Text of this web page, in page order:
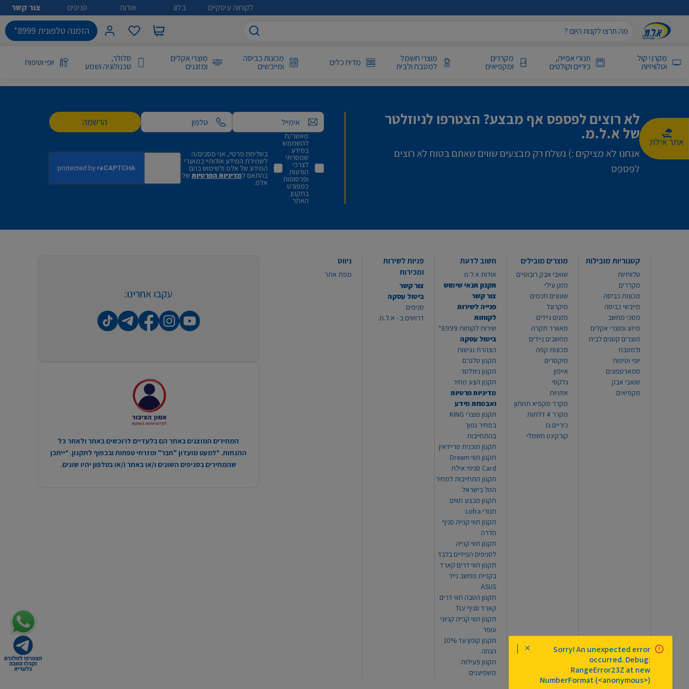
אתר אילת
לקוחות עיסקיים בלוג אודות סניפים צור קשר
הזמנה טלפונית 8999*
מקרני קול
וטלוויזיות
תנורי אפייה,
כיריים וקולטים
מקררים
ומקפיאים
מוצרי חשמל
למטבח ולבית מדיח כלים מכונות כביסה
ומייבשים
מוצרי אקלים
ומזגנים
סלולר,
טכנולוגיה ושמע יופי וטיפוח
לא רוצים לפספס אף מבצע? הצטרפו לניוזלטר
של א.ל.מ.
אנחנו לא מציקים :) נשלח רק מבצעים שווים שאתם בטוח לא רוצים
לפספס
אימייל הרשמה
מאשר/ת
להשתמש
במידע
שמסרתי
לצרכי
הודעות
ופרסומות
כמפורט
בתקנון
האתר
בשליחת פרטיי, אני מסכים/ה
לשמירת המידע אודותיי במאגרי
המידע של אלמ ולשימוש בהם
בהתאם למדיניות הפרטיות של
אלמ.
קטגוריות מובילות
טלוויזיות
מקררים
מכונות כביסה
מייבשי כביסה
מסכי מחשב
מיזוג ומוצרי אקלים
מוצרים קטנים לבית
ולמטבח
יופי וטיפוח
סמארטפונים
שואבי אבק
מקפיאים
מוצרים מובילים
שואבי אבק רובוטיים
מזגן עילי
שעונים חכמים
מיקרוגל
מזגים ניידים
מאוורר תקרה
מחשבים ניידים
מכונות קפה
מיקסרים
אייפון
גלקסי
אוזניות
מקרר מקפיא תחתון
מקרר 4 דלתות
כיריים גז
קורקינט חשמלי
חשוב לדעת
אודות א.ל.מ
תקנון תנאי שימוש
צור קשר
פנייה לשירות
לקוחות
שירות לקוחות 8999*
ביטול עסקה
הצהרת נגישות
תקנון טלגרם
תקנון ניוזלטר
תקנון הצע מחיר
מדיניות פרטיות
ואבטחת מידע
תקנון מוצרי KING
במחיר נמוך
בהתחייבות
תקנון תוכנית טריידאין
תקנון תווי Dream
Card סניפי אילת
תקנון התחייבות למחיר
הזול בישראל
תקנון מבצע תווים
תנורי Lofra
תקנון תווי קנייה סניף
חדרה
תקנון תווי קנייה
לסניפים הפיזיים בלבד
תקנון תווי דרים קארד
בקניית מחשב נייד
ASUS
תקנון הטבה תווי דרים
קארד סניף TLV
תקנון תווי קנייה קניוני
עופר
תקנון קופון עד 10%
הנחה
תקנון פעילות
משפיענים
פניות לשירות
ומכירות
צור קשר
ביטול עסקה
סניפים
דרושים ב - א.ל.מ.
ניווט
מפת אתר
עקבו אחרינו:
המחירים המוצגים באתר הם בלעדיים לרוכשים באתר ולאחר כל
ההנחות. *למעט מועדון "חבר" ומזרחי טפחות ובכפוף לתקנון. *ייתכן
שהמחירים בסניפים השונים ו/או באתר ו/או בטלפון יהיו שונים.
Sorry! An unexpected error
occurred. Debug:
RangeError23Z at new
NumberFormat (<anonymous>)